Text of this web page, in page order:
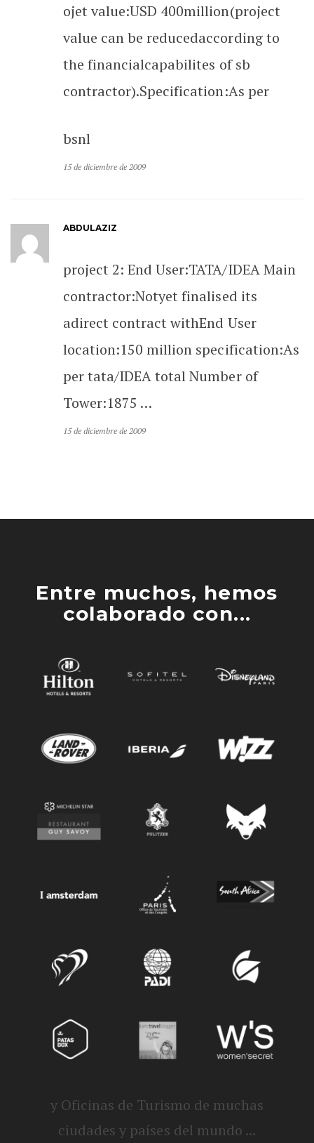
ojet value:USD 400million(project
value can be reducedaccording to
the financialcapabilites of sb
contractor).Specification:As per
bsnl
15 de diciembre de 2009
ABDULAZIZ
project 2: End User:TATA/IDEA Main
contractor:Notyet finalised its
adirect contract withEnd User
location:150 million specification:As
per tata/IDEA total Number of
Tower:1875 …
15 de diciembre de 2009
Entre muchos, hemos
colaborado con...
y Oficinas de Turismo de muchas
ciudades y países del mundo ...